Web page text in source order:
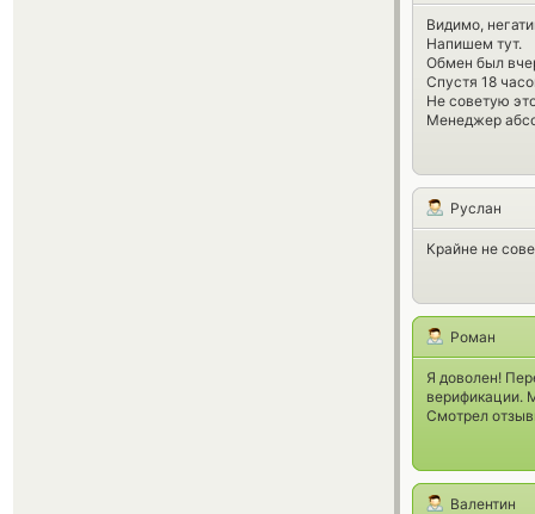
Видимо,
Напишем тут.
Обмен был
Спустя 18
Не советую
Менеджер
Руслан
Крайне не
Роман
Я доволен!
верификации.
Смотрел
Валентин